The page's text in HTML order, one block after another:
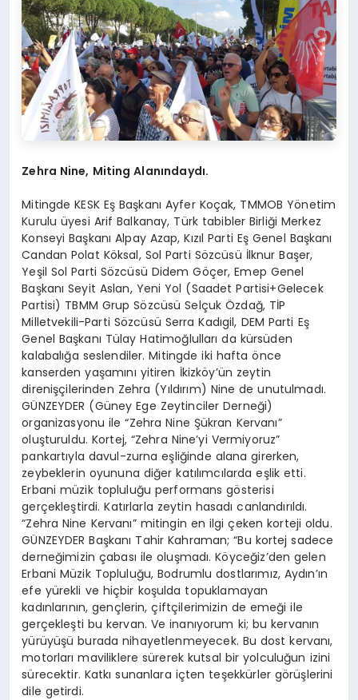
Zehra Nine, Miting Alanındaydı.
Mitingde KESK Eş Başkanı Ayfer Koçak, TMMOB Yönetim
Kurulu üyesi Arif Balkanay, Türk tabibler Birliği Merkez
Konseyi Başkanı Alpay Azap, Kızıl Parti Eş Genel Başkanı
Candan Polat Köksal, Sol Parti Sözcüsü İlknur Başer,
Yeşil Sol Parti Sözcüsü Didem Göçer, Emep Genel
Başkanı Seyit Aslan, Yeni Yol (Saadet Partisi+Gelecek
Partisi) TBMM Grup Sözcüsü Selçuk Özdağ, TİP
Milletvekili-Parti Sözcüsü Serra Kadıgil, DEM Parti Eş
Genel Başkanı Tülay Hatimoğlulları da kürsüden
kalabalığa seslendiler. Mitingde iki hafta önce
kanserden yaşamını yitiren İkizköy’ün zeytin
direnişçilerinden Zehra (Yıldırım) Nine de unutulmadı.
GÜNZEYDER (Güney Ege Zeytinciler Derneği)
organizasyonu ile “Zehra Nine Şükran Kervanı”
oluşturuldu. Kortej, “Zehra Nine’yi Vermiyoruz”
pankartıyla davul-zurna eşliğinde alana girerken,
zeybeklerin oyununa diğer katılımcılarda eşlik etti.
Erbani müzik topluluğu performans gösterisi
gerçekleştirdi. Katırlarla zeytin hasadı canlandırıldı.
“Zehra Nine Kervanı” mitingin en ilgi çeken korteji oldu.
GÜNZEYDER Başkanı Tahir Kahraman; “Bu kortej sadece
derneğimizin çabası ile oluşmadı. Köyceğiz’den gelen
Erbani Müzik Topluluğu, Bodrumlu dostlarımız, Aydın’ın
efe yürekli ve hiçbir koşulda topuklamayan
kadınlarının, gençlerin, çiftçilerimizin de emeği ile
gerçekleşti bu kervan. Ve inanıyorum ki; bu kervanın
yürüyüşü burada nihayetlenmeyecek. Bu dost kervanı,
motorları maviliklere sürerek kutsal bir yolculuğun izini
sürecektir. Katkı sunanlara içten teşekkürler görüşlerini
dile getirdi.